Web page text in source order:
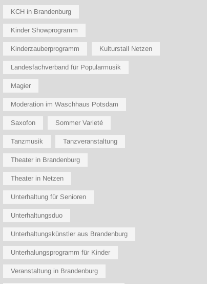
KCH in Brandenburg
Kinder Showprogramm
Kinderzauberprogramm Kulturstall Netzen
Landesfachverband für Popularmusik
Magier
Moderation im Waschhaus Potsdam
Saxofon Sommer Varieté
Tanzmusik Tanzveranstaltung
Theater in Brandenburg
Theater in Netzen
Unterhaltung für Senioren
Unterhaltungsduo
Unterhaltungskünstler aus Brandenburg
Unterhalungsprogramm für Kinder
Veranstaltung in Brandenburg